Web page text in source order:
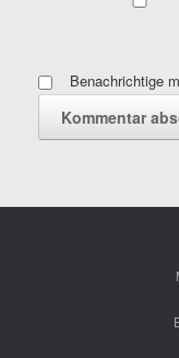
Benachrichtige